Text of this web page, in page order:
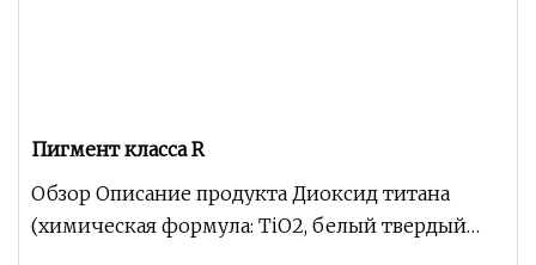
Пигмент класса R
Обзор Описание продукта Диоксид титана
(химическая формула: TiO2, белый твердый